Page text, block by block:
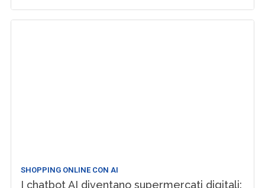
SHOPPING ONLINE CON AI
I chatbot AI diventano supermercati digitali: